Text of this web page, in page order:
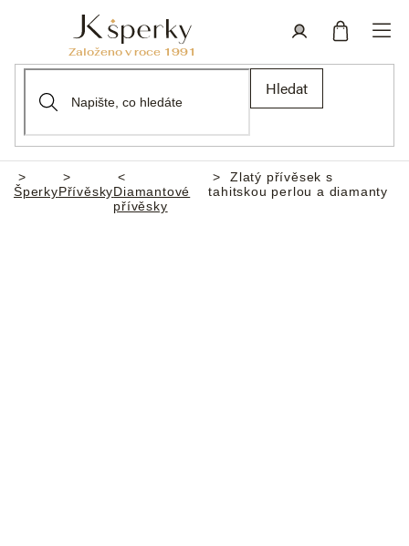
Hledat
Domů
ŠperkyPřívěskyDiamantové
přívěsky
Zlatý přívěsek s
tahitskou perlou a diamanty